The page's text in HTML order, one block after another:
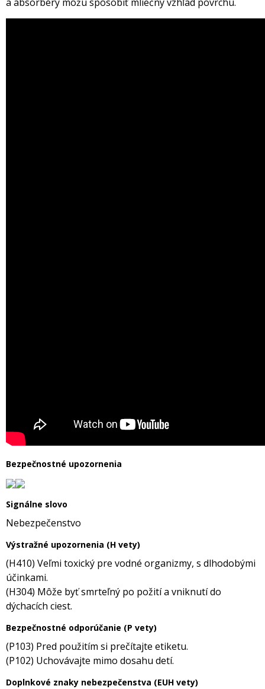
Bezpečnostné upozornenia
Signálne slovo
Nebezpečenstvo
Výstražné upozornenia (H vety)
(H410) Veľmi toxický pre vodné organizmy, s dlhodobými
účinkami.
(H304) Môže byť smrteľný po požití a vniknutí do
dýchacích ciest.
Bezpečnostné odporúčanie (P vety)
(P103) Pred použitím si prečítajte etiketu.
(P102) Uchovávajte mimo dosahu detí.
Doplnkové znaky nebezpečenstva (EUH vety)